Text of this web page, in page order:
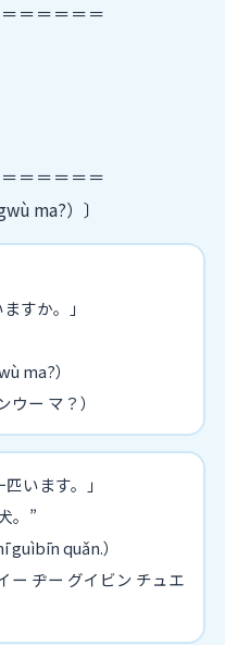
＝＝＝＝＝
＝＝＝＝＝
ma?）〕
すか。」
ma?）
ウー マ？）
います。」
。”
guìbīn quǎn.）
ー ヂー グイビン チュエ